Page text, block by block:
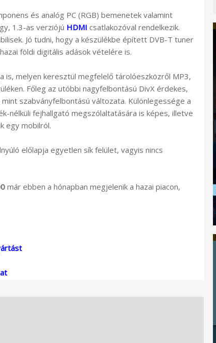
és analóg PC (RGB) bemenetek valamint
1.3-as verziójú HDMI csatlakozóval rendelkezik.
Jó tudni, hogy a készülékbe épített DVB-T tuner
földi digitális adások vételére is.
is, melyen keresztül megfelelő tárolóeszközről MP3,
Főleg az utóbbi nagyfelbontású DivX érdekes,
szabványfelbontású változata. Különlegessége a
nélküli fejhallgató megszólaltatására is képes, illetve
egy mobilról.
előlapja egyetlen sík felület, vagyis nincs
már ebben a hónapban megjelenik a hazai piacon,